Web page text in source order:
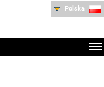
Polska